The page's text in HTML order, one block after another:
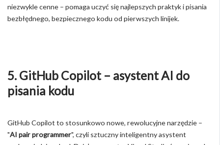
niezwykle cenne – pomaga uczyć się najlepszych praktyk i pisania
bezbłędnego, bezpiecznego kodu od pierwszych linijek.
5. GitHub Copilot – asystent AI do
pisania kodu
GitHub Copilot to stosunkowo nowe, rewolucyjne narzędzie –
"AI pair programmer", czyli sztuczny inteligentny asystent